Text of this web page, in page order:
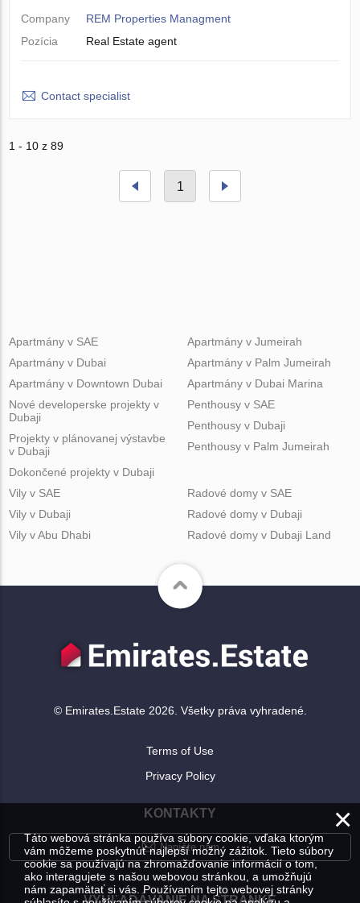
Company
REM Properties Managment
Pozícia
Real Estate agent
Contact specialist
1 - 10 z 89
1
Apartmány v SAE
Apartmány v Dubai
Apartmány v Downtown Dubai
Apartmány v Jumeirah
Apartmány v Palm Jumeirah
Apartmány v Dubai Marina
Nové developerske projekty v
Dubaji
Projekty v plánovanej výstavbe
v Dubaji
Dokončené projekty v Dubaji
Penthousy v SAE
Penthousy v Dubaji
Penthousy v Palm Jumeirah
Vily v SAE
Vily v Dubaji
Vily v Abu Dhabi
Radové domy v SAE
Radové domy v Dubaji
Radové domy v Dubaji Land
© Emirates.Estate 2026. Všetky práva vyhradené.
Terms of Use
Privacy Policy
KONTAKTY
Napíšte nám
VYHĽADÁVANIE NA STRÁNKE
×
Táto webová stránka používa súbory cookie, vďaka ktorým
vám môžeme poskytnúť najlepší možný zážitok. Tieto súbory
cookie sa používajú na zhromažďovanie informácií o tom,
ako interagujete s našou webovou stránkou, a umožňujú
nám zapamätať si vás. Používaním tejto webovej stránky